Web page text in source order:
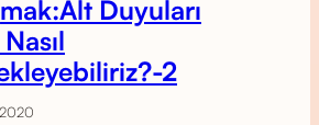
Duyuları
2